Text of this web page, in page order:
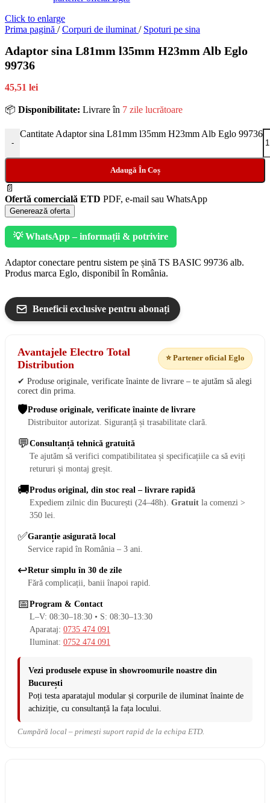
Click to enlarge
Prima pagină / Corpuri de iluminat / Spoturi pe sina
Adaptor sina L81mm l35mm H23mm Alb Eglo
99736
45,51 lei
📦 Disponibilitate: Livrare în 7 zile lucrătoare
-
Cantitate Adaptor sina L81mm l35mm H23mm Alb Eglo 99736
Adaugă În Coș
📄
Ofertă comercială ETD PDF, e-mail sau WhatsApp
Generează oferta
💡 WhatsApp – informații & potrivire
Adaptor conectare pentru sistem pe șină TS BASIC 99736 alb.
Produs marca Eglo, disponibil în România.
Beneficii exclusive pentru abonați
Avantajele Electro Total
Distribution
⭐ Partener oficial Eglo
✔ Produse originale, verificate înainte de livrare – te ajutăm să alegi
corect din prima.
🛡️Produse originale, verificate înainte de livrare
Distribuitor autorizat. Siguranță și trasabilitate clară.
💬Consultanță tehnică gratuită
Te ajutăm să verifici compatibilitatea și specificațiile ca să eviți
retururi și montaj greșit.
🚚Produs original, din stoc real – livrare rapidă
Expediem zilnic din București (24–48h). Gratuit la comenzi >
350 lei.
✅Garanție asigurată local
Service rapid în România – 3 ani.
↩️Retur simplu în 30 de zile
Fără complicații, banii înapoi rapid.
📅Program & Contact
L–V: 08:30–18:30 • S: 08:30–13:30
Aparataj: 0735 474 091
Iluminat: 0752 474 091
Vezi produsele expuse în showroomurile noastre din
București
Poți testa aparatajul modular și corpurile de iluminat înainte de
achiziție, cu consultanță la fața locului.
Cumpără local – primești suport rapid de la echipa ETD.